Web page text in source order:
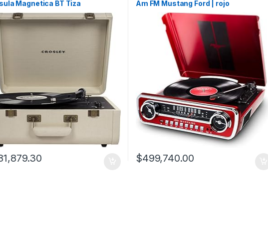
Magnetica BT Tiza
Am FM Mustang Ford | rojo
$499,740.00